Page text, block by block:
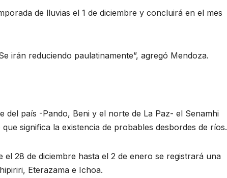
de lluvias el 1 de diciembre y concluirá en el mes
irán reduciendo paulatinamente”, agregó Mendoza.
del país -Pando, Beni y el norte de La Paz- el Senamhi
significa la existencia de probables desbordes de ríos.
28 de diciembre hasta el 2 de enero se registrará una
Eterazama e Ichoa.